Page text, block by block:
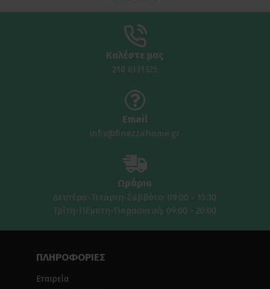
Καλέστε μας
210 6131325
Email
info@finezzahome.gr
Ωράριο
Δευτέρα-Τετάρτη-Σαββάτο: 09:00 - 15:30
Τρίτη-Πέμπτη-Παρασκευή: 09:00 - 20:00
ΠΛΗΡΟΦΟΡΙΕΣ
Εταιρεία